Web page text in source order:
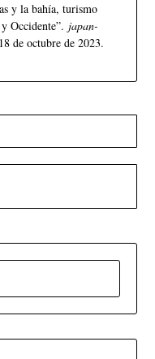
y la bahía, turismo
Occidente”. japan-
de octubre de 2023.